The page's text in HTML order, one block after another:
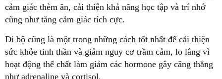
cảm giác thèm ăn, cải thiện khả năng học tập và trí nhớ
sức khỏe tinh thần và giảm nguy cơ trầm cảm, lo lắng vì
hoạt động thể chất làm giảm các hormone gây căng thẳng